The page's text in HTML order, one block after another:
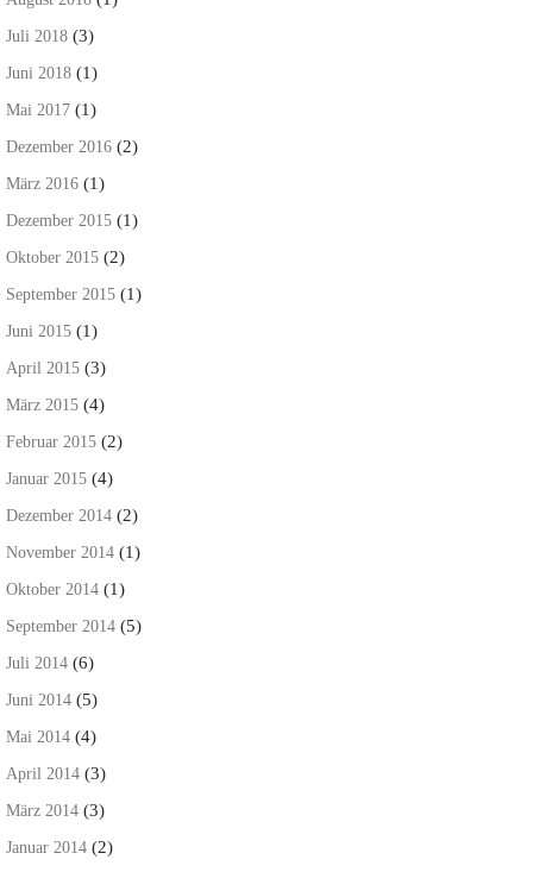
Juli 2018 (3)
Juni 2018 (1)
Mai 2017 (1)
Dezember 2016 (2)
März 2016 (1)
Dezember 2015 (1)
Oktober 2015 (2)
September 2015 (1)
Juni 2015 (1)
April 2015 (3)
März 2015 (4)
Februar 2015 (2)
Januar 2015 (4)
Dezember 2014 (2)
November 2014 (1)
Oktober 2014 (1)
September 2014 (5)
Juli 2014 (6)
Juni 2014 (5)
Mai 2014 (4)
April 2014 (3)
März 2014 (3)
Januar 2014 (2)